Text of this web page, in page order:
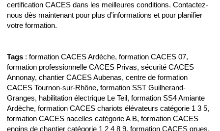
certification CACES dans les meilleures conditions. Contactez-
nous dès maintenant pour plus d’informations et pour planifier
votre formation.
Tags : formation CACES Ardèche, formation CACES 07,
formation professionnelle CACES Privas, sécurité CACES
Annonay, chantier CACES Aubenas, centre de formation
CACES Tournon-sur-Rhône, formation SST Guilherand-
Granges, habilitation électrique Le Teil, formation SS4 Amiante
Ardèche, formation CACES chariots élévateurs catégorie 1 3 5,
formation CACES nacelles catégorie A B, formation CACES
engins de chantier catégorie 1 2 4 8 9, formation CACES grues,